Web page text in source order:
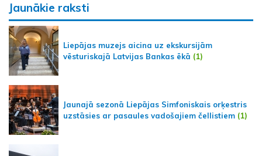
Jaunākie raksti
Liepājas muzejs aicina uz ekskursijām
vēsturiskajā Latvijas Bankas ēkā (1)
Jaunajā sezonā Liepājas Simfoniskais orķestris
uzstāsies ar pasaules vadošajiem čellistiem (1)